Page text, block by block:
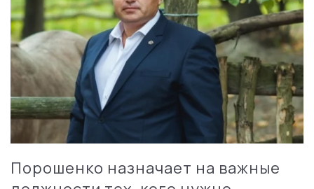
Порошенко назначает на важные